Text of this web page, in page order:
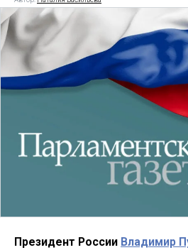
Президент России Владимир